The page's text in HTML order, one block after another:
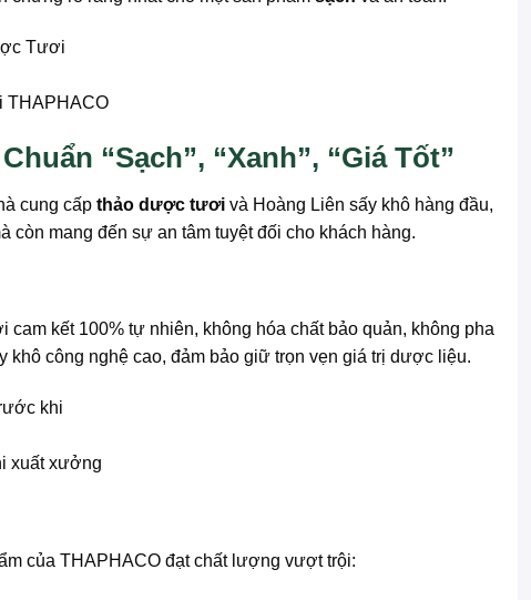
THAPHACO
“Sạch”, “Xanh”, “Giá Tốt”
cung cấp thảo dược tươi và Hoàng Liên sấy khô hàng đầu,
mang đến sự an tâm tuyệt đối cho khách hàng.
cam kết 100% tự nhiên, không hóa chất bảo quản, không pha
công nghệ cao, đảm bảo giữ trọn vẹn giá trị dược liệu.
xuất xưởng
của THAPHACO đạt chất lượng vượt trội: